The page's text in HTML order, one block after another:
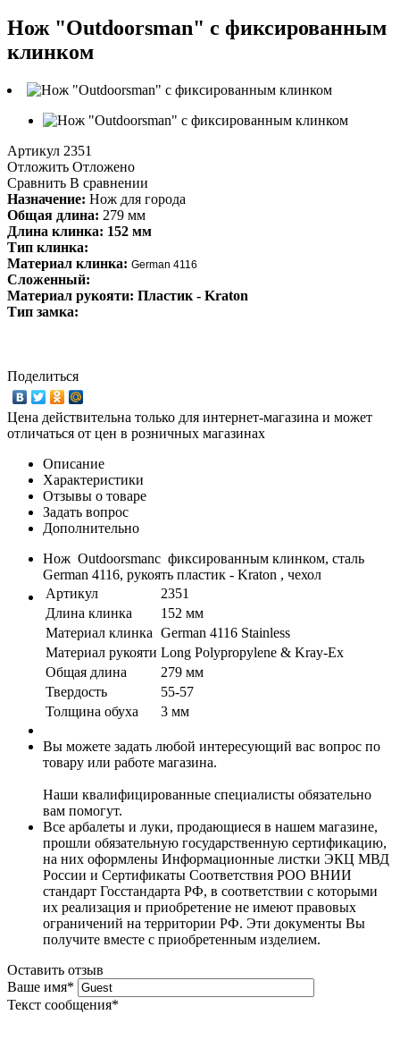
Нож "Outdoorsman" с фиксированным
клинком
Артикул 2351
Отложить Отложено
Сравнить В сравнении
Назначение: Нож для города
Общая длина: 279 мм
Длина клинка: 152 мм
Тип клинка:
Материал клинка: German 4116
Сложенный:
Материал рукояти: Пластик - Kraton
Тип замка:
Поделиться
Цена действительна только для интернет-магазина и может
отличаться от цен в розничных магазинах
Описание
Характеристики
Отзывы о товаре
Задать вопрос
Дополнительно
Нож Outdoorsmanс фиксированным клинком, сталь
German 4116, рукоять пластик - Kraton , чехол
Артикул
2351
Длина клинка
152 мм
Материал клинка German 4116 Stainless
Материал рукояти Long Polypropylene & Kray-Ex
Общая длина
279 мм
Твердость
55-57
Толщина обуха
3 мм
Вы можете задать любой интересующий вас вопрос по
товару или работе магазина.
Наши квалифицированные специалисты обязательно
вам помогут.
Все арбалеты и луки, продающиеся в нашем магазине,
прошли обязательную государственную сертификацию,
на них оформлены Информационные листки ЭКЦ МВД
России и Сертификаты Соответствия РОО ВНИИ
стандарт Госстандарта РФ, в соответствии с которыми
их реализация и приобретение не имеют правовых
ограничений на территории РФ. Эти документы Вы
получите вместе с приобретенным изделием.
Оставить отзыв
Ваше имя*
Текст сообщения*